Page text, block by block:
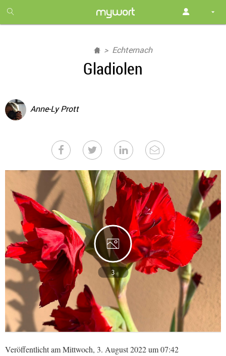
month
free
Echternach
Gladiolen
Anne-Ly Prott
3
Veröffentlicht am Mittwoch, 3. August 2022 um 07:42